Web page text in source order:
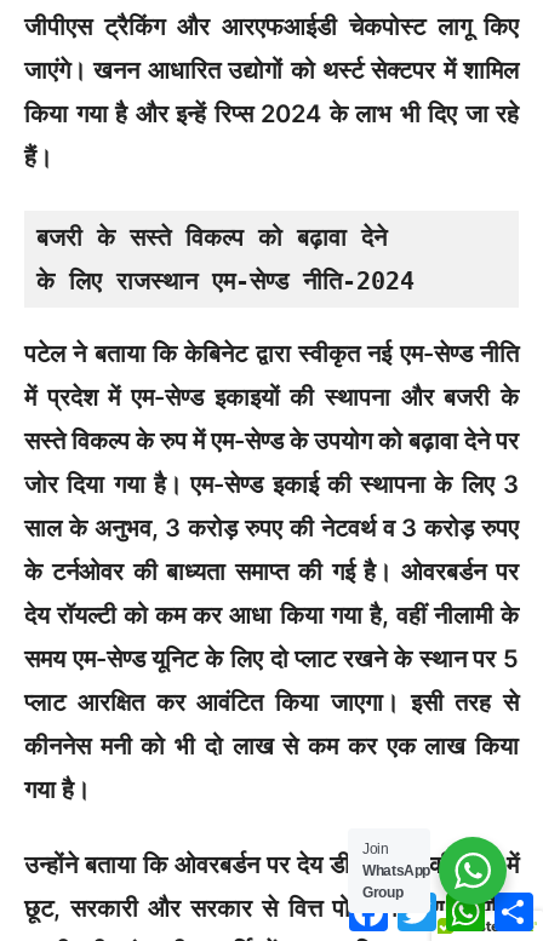
जीपीएस ट्रैकिंग और आरएफआईडी चेकपोस्ट लागू किए
जाएंगे। खनन आधारित उद्योगों को थर्स्ट सेक्टपर में शामिल
किया गया है और इन्हें रिप्स 2024 के लाभ भी दिए जा रहे
हैं।
बजरी के सस्ते विकल्प को बढ़ावा देने
के लिए राजस्थान एम-सेण्ड नीति-2024
पटेल ने बताया कि केबिनेट द्वारा स्वीकृत नई एम-सेण्ड नीति
में प्रदेश में एम-सेण्ड इकाइयों की स्थापना और बजरी के
सस्ते विकल्प के रुप में एम-सेण्ड के उपयोग को बढ़ावा देने पर
जोर दिया गया है। एम-सेण्ड इकाई की स्थापना के लिए 3
साल के अनुभव, 3 करोड़ रुपए की नेटवर्थ व 3 करोड़ रुपए
के टर्नओवर की बाध्यता समाप्त की गई है। ओवरबर्डन पर
देय रॉयल्टी को कम कर आधा किया गया है, वहीं नीलामी के
समय एम-सेण्ड यूनिट के लिए दो प्लाट रखने के स्थान पर 5
प्लाट आरक्षित कर आवंटित किया जाएगा। इसी तरह से
कीननेस मनी को भी दो लाख से कम कर एक लाख किया
गया है।
उन्होंने बताया कि ओवरबर्डन पर देय डीएमएफटी की राशि में
छूट, सरकारी और सरकार से वित्त पोषित निर्माण कार्यों में
Facebook
Twitter
Join
WhatsApp
Group